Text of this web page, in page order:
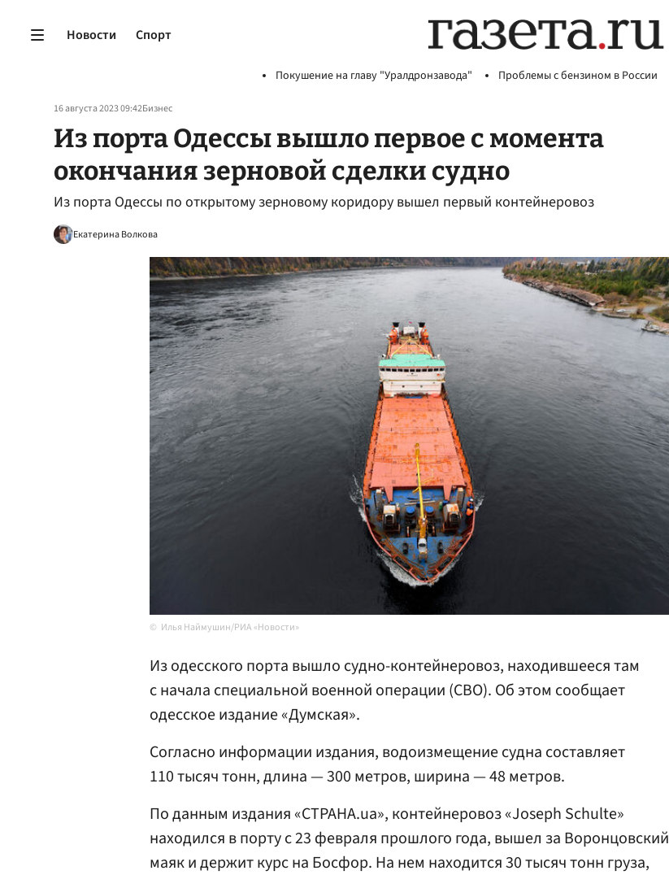
Новости Спорт
Покушение на главу "Уралдронзавода" Проблемы с бензином в России
16 августа 2023 09:42Бизнес
Из порта Одессы вышло первое с момента
окончания зерновой сделки судно
Из порта Одессы по открытому зерновому коридору вышел первый контейнеровоз
Екатерина Волкова
Илья Наймушин/РИА «Новости»
Из одесского порта вышло судно-контейнеровоз, находившееся там
с начала специальной военной операции (СВО). Об этом сообщает
одесское издание «Думская».
Согласно информации издания, водоизмещение судна составляет
110 тысяч тонн, длина — 300 метров, ширина — 48 метров.
По данным издания «СТРАНА.ua», контейнеровоз «Joseph Schulte»
находился в порту с 23 февраля прошлого года, вышел за Воронцовский
маяк и держит курс на Босфор. На нем находится 30 тысяч тонн груза,